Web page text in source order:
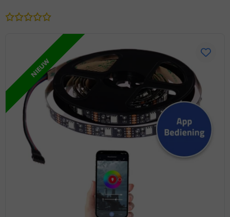
NIEUW